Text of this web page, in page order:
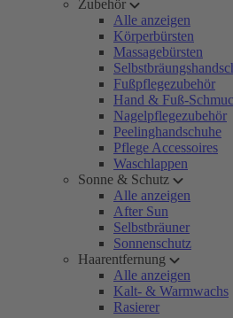
Zubehör
Alle anzeigen
Körperbürsten
Massagebürsten
Fußpflegezubehör
Hand & Fuß-
Nagelpflegezubehör
Peelinghandschuhe
Pflege Accessoires
Waschlappen
Sonne & Schutz
Alle anzeigen
After Sun
Selbstbräuner
Sonnenschutz
Haarentfernung
Alle anzeigen
Kalt- & Warmwachs
Rasierer